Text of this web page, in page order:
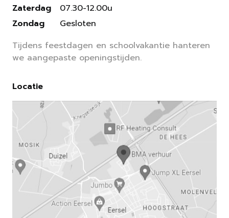
Zaterdag
Zondag
07.30-12.00u
Gesloten
Tijdens feestdagen en schoolvakantie hanteren
we aangepaste openingstijden.
Locatie